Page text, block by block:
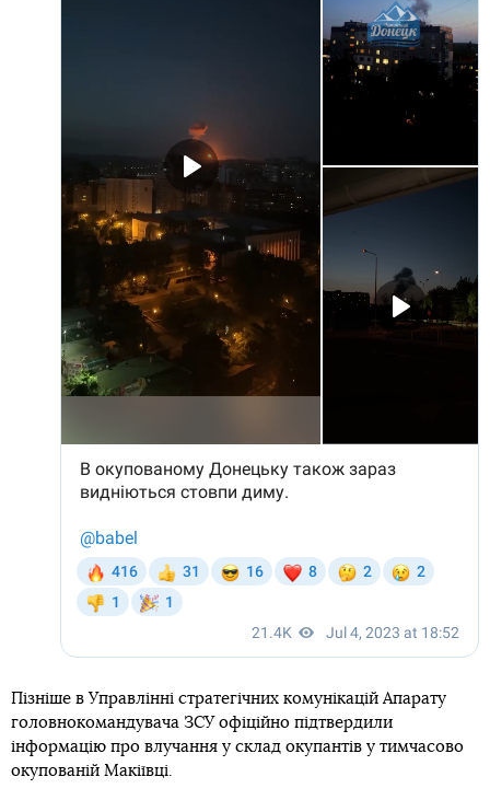
Пізніше в Управлінні стратегічних комунікацій Апарату
головнокомандувача ЗСУ офіційно підтвердили
інформацію про влучання у склад окупантів у тимчасово
окупованій Макіївці.